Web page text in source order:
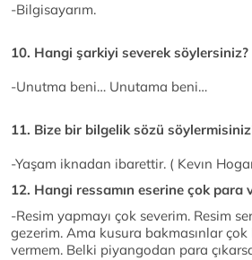
-Bilgisayarım.
10. Hangi şarkiyi severek söylersiniz?
-Unutma beni… Unutama beni…
11. Bize bir bilgelik sözü
-Yaşam iknadan ibarettir. ( Kevın
12. Hangi ressamın eserine çok para
-Resim yapmayı çok severim. Resim
gezerim. Ama kusura bakmasınlar
vermem. Belki piyangodan para